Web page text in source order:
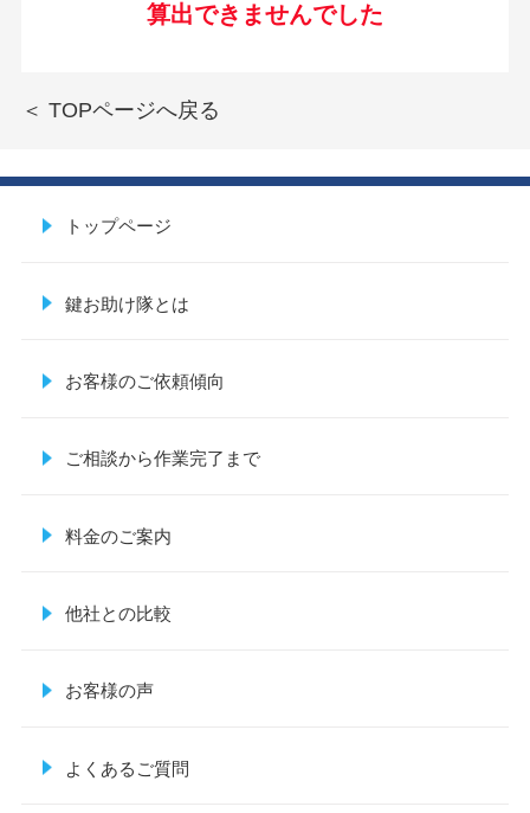
算出できませんでした
＜ TOPページへ戻る
トップページ
鍵お助け隊とは
お客様のご依頼傾向
ご相談から作業完了まで
料金のご案内
他社との比較
お客様の声
よくあるご質問